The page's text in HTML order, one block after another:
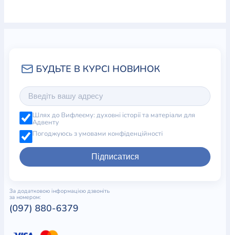
Шлях до Вифлеєму: духовні історії та матеріали для
Адвенту
Погоджуюсь з умовами конфіденційності
Підписатися
За додатковою інформацією дзвоніть
за номером:
(097) 880-6379